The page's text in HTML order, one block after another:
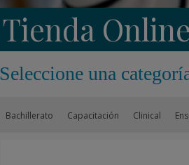
Tienda Online
Seleccione una
Bachillerato Capacitación Clinical